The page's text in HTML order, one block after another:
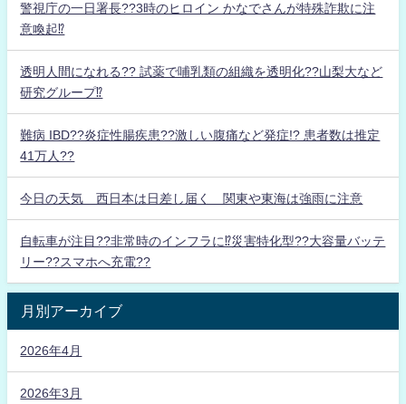
警視庁の一日署長??3時のヒロイン かなでさんが特殊詐欺に注
意喚起⁉
透明人間になれる?? 試薬で哺乳類の組織を透明化??山梨大など
研究グループ⁉
難病 IBD??炎症性腸疾患??激しい腹痛など発症!? 患者数は推定
41万人??
今日の天気 西日本は日差し届く 関東や東海は強雨に注意
自転車が注目??非常時のインフラに⁉災害特化型??大容量バッテ
リー??スマホへ充電??
月別アーカイブ
2026年4月
2026年3月